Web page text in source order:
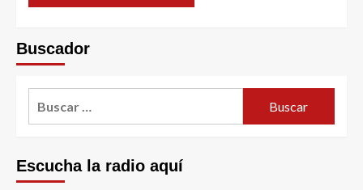
Buscador
Escucha la radio aquí